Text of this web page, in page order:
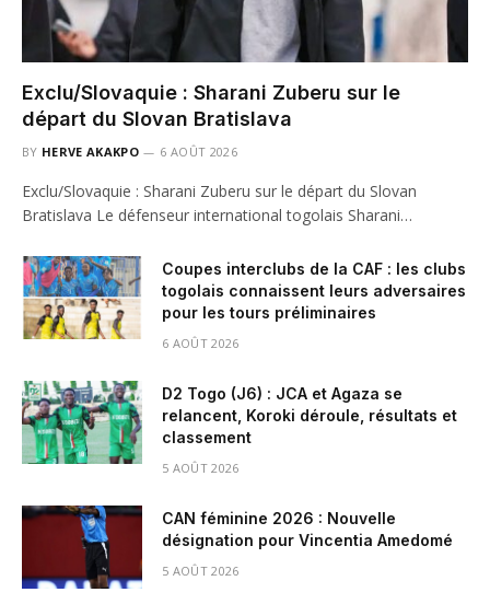
Exclu/Slovaquie : Sharani Zuberu sur le
départ du Slovan Bratislava
BY HERVE AKAKPO 6 AOÛT 2026
Exclu/Slovaquie : Sharani Zuberu sur le départ du Slovan
Bratislava Le défenseur international togolais Sharani…
Coupes interclubs de la CAF : les clubs
togolais connaissent leurs adversaires
pour les tours préliminaires
6 AOÛT 2026
D2 Togo (J6) : JCA et Agaza se
relancent, Koroki déroule, résultats et
classement
5 AOÛT 2026
CAN féminine 2026 : Nouvelle
désignation pour Vincentia Amedomé
5 AOÛT 2026